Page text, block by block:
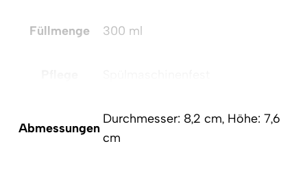
Füllmenge 300 ml
Abmessungen
Durchmesser: 8,2 cm, Höhe: 7,6
cm